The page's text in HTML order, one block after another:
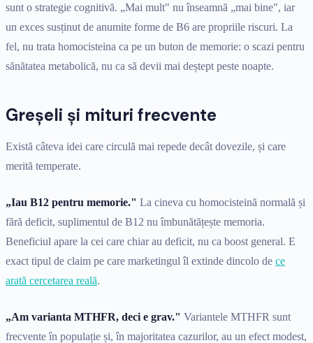
sunt o strategie cognitivă. „Mai mult" nu înseamnă „mai bine", iar
un exces susținut de anumite forme de B6 are propriile riscuri. La
fel, nu trata homocisteina ca pe un buton de memorie: o scazi pentru
sănătatea metabolică, nu ca să devii mai deștept peste noapte.
Greșeli și mituri frecvente
Există câteva idei care circulă mai repede decât dovezile, și care
merită temperate.
„Iau B12 pentru memorie." La cineva cu homocisteină normală și
fără deficit, suplimentul de B12 nu îmbunătățește memoria.
Beneficiul apare la cei care chiar au deficit, nu ca boost general. E
exact tipul de claim pe care marketingul îl extinde dincolo de ce
arată cercetarea reală.
„Am varianta MTHFR, deci e grav." Variantele MTHFR sunt
frecvente în populație și, în majoritatea cazurilor, au un efect modest,